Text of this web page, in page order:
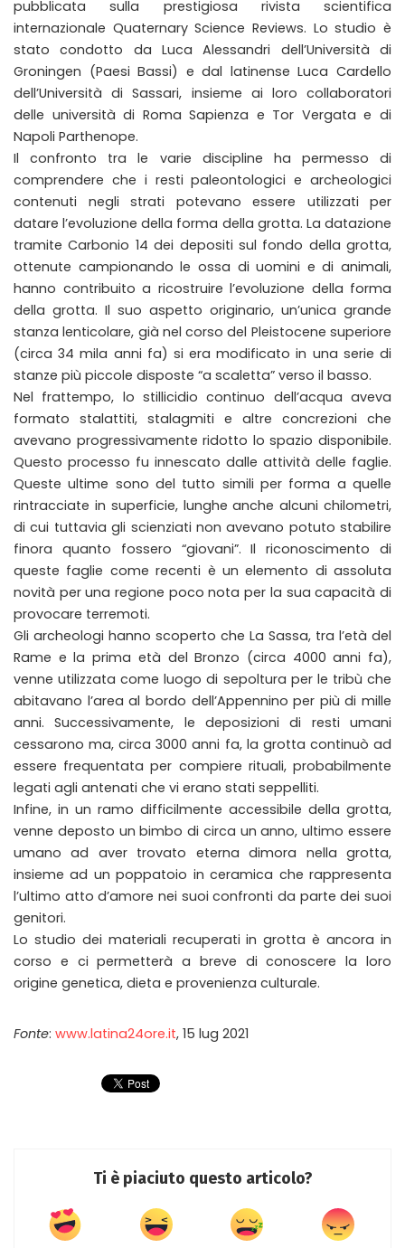
pubblicata sulla prestigiosa rivista scientifica
internazionale Quaternary Science Reviews. Lo studio è
stato condotto da Luca Alessandri dell’Università di
Groningen (Paesi Bassi) e dal latinense Luca Cardello
dell’Università di Sassari, insieme ai loro collaboratori
delle università di Roma Sapienza e Tor Vergata e di
Napoli Parthenope.
Il confronto tra le varie discipline ha permesso di
comprendere che i resti paleontologici e archeologici
contenuti negli strati potevano essere utilizzati per
datare l’evoluzione della forma della grotta. La datazione
tramite Carbonio 14 dei depositi sul fondo della grotta,
ottenute campionando le ossa di uomini e di animali,
hanno contribuito a ricostruire l’evoluzione della forma
della grotta. Il suo aspetto originario, un’unica grande
stanza lenticolare, già nel corso del Pleistocene superiore
(circa 34 mila anni fa) si era modificato in una serie di
stanze più piccole disposte “a scaletta” verso il basso.
Nel frattempo, lo stillicidio continuo dell’acqua aveva
formato stalattiti, stalagmiti e altre concrezioni che
avevano progressivamente ridotto lo spazio disponibile.
Questo processo fu innescato dalle attività delle faglie.
Queste ultime sono del tutto simili per forma a quelle
rintracciate in superficie, lunghe anche alcuni chilometri,
di cui tuttavia gli scienziati non avevano potuto stabilire
finora quanto fossero “giovani”. Il riconoscimento di
queste faglie come recenti è un elemento di assoluta
novità per una regione poco nota per la sua capacità di
provocare terremoti.
Gli archeologi hanno scoperto che La Sassa, tra l’età del
Rame e la prima età del Bronzo (circa 4000 anni fa),
venne utilizzata come luogo di sepoltura per le tribù che
abitavano l’area al bordo dell’Appennino per più di mille
anni. Successivamente, le deposizioni di resti umani
cessarono ma, circa 3000 anni fa, la grotta continuò ad
essere frequentata per compiere rituali, probabilmente
legati agli antenati che vi erano stati seppelliti.
Infine, in un ramo difficilmente accessibile della grotta,
venne deposto un bimbo di circa un anno, ultimo essere
umano ad aver trovato eterna dimora nella grotta,
insieme ad un poppatoio in ceramica che rappresenta
l’ultimo atto d’amore nei suoi confronti da parte dei suoi
genitori.
Lo studio dei materiali recuperati in grotta è ancora in
corso e ci permetterà a breve di conoscere la loro
origine genetica, dieta e provenienza culturale.
Fonte: www.latina24ore.it, 15 lug 2021
Ti è piaciuto questo articolo?